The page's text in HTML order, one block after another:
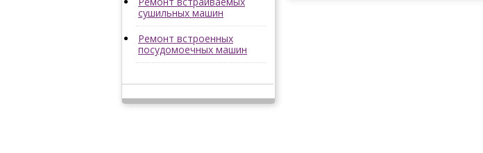
сушильных машин
Ремонт встроенных
посудомоечных машин